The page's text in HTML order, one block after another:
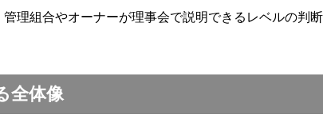
理組合やオーナーが理事会で説明できるレベルの判断
全体像